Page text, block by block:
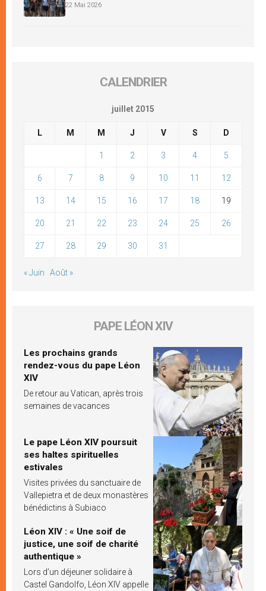
22 Mai 2026
CALENDRIER
juillet 2015
L M M J V S D
1 2 3 4 5
6 7 8 9 10 11 12
13 14 15 16 17 18 19
20 21 22 23 24 25 26
27 28 29 30 31
« Juin Août »
PAPE LÉON XIV
Les prochains grands
rendez-vous du pape Léon
XIV
De retour au Vatican, après trois
semaines de vacances
Le pape Léon XIV poursuit
ses haltes spirituelles
estivales
Visites privées du sanctuaire de
Vallepietra et de deux monastères
bénédictins à Subiaco
Léon XIV : « Une soif de
justice, une soif de charité
authentique »
Lors d’un déjeuner solidaire à
Castel Gandolfo, Léon XIV appelle